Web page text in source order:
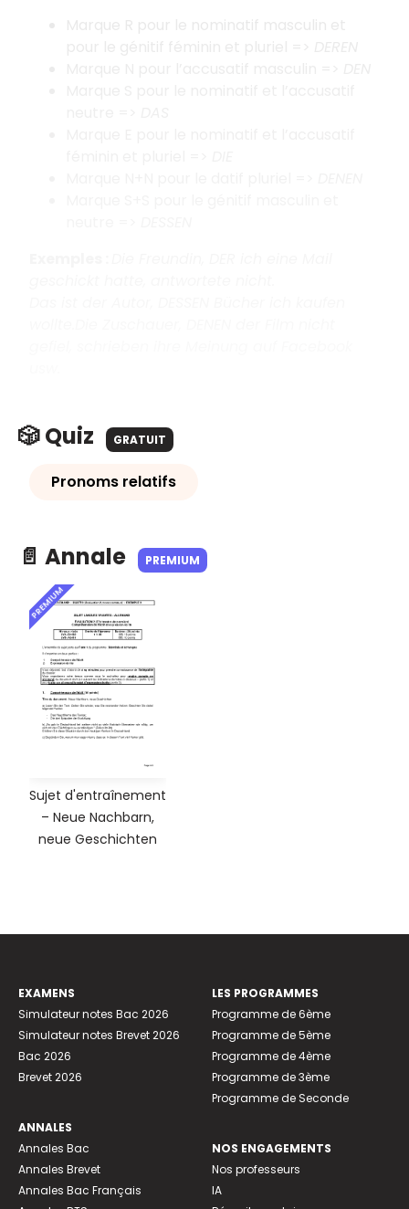
🎲 Quiz GRATUIT
Pronoms relatifs
📄 Annale PREMIUM
PREMIUM
Sujet d'entraînement
– Neue Nachbarn,
neue Geschichten
EXAMENS
Simulateur notes Bac 2026
Simulateur notes Brevet 2026
Bac 2026
Brevet 2026
ANNALES
Annales Bac
Annales Brevet
Annales Bac Français
LES PROGRAMMES
Programme de 6ème
Programme de 5ème
Programme de 4ème
Programme de 3ème
Programme de Seconde
NOS ENGAGEMENTS
Nos professeurs
IA